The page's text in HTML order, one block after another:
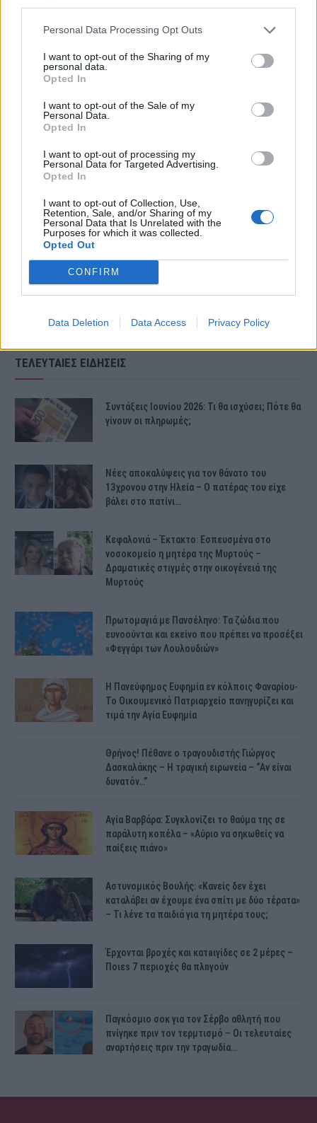
Personal Data Processing Opt Outs
I want to opt-out of the Sharing of my
personal data.
Opted In
I want to opt-out of the Sale of my
Personal Data.
Opted In
I want to opt-out of processing my
Personal Data for Targeted Advertising.
Opted In
I want to opt-out of Collection, Use,
Retention, Sale, and/or Sharing of my
Personal Data that Is Unrelated with the
Purposes for which it was collected.
Opted Out
CONFIRM
Data Deletion Data Access Privacy Policy
θαλάσσια και παραθαλάσσια τμήματα.
Εξασθένηση των φαινομένων τις
βραδινές ώρες.
μποφόρ.
Θερμοκρασία: Από 22 έως 28 βαθμούς
Κελσίου.
Δείτε το βίντεο – Έφτασε η
κακοκαιρία στην Αττική
ΤΕΛΕΥΤΑΙΕΣ ΕΙΔΗΣΕΙΣ
Συντάξεις Ιουνίου 2026: Τι θα ισχύσει; Πότε θα
γίνουν οι πληρωμές;
Νέες αποκαλύψεις για τον θάνατο του
13χρονου στην Ηλεία – Ο πατέρας του είχε
βάλει στο πατίνι…
Κεφαλονιά – Έκτακτο: Εσπευσμένα στο
νοσοκομείο η μητέρα της Μυρτούς –
Δραματικές στιγμές στην οικογένειά της
Μυρτούς
Πρωτομαγιά με Πανσέληνο: Τα ζώδια που
ευνοούνται και εκείνο που πρέπει να προσέξει
«Φεγγάρι των Λουλουδιών»
H Πανεύφημος Ευφημία εν κόλποις Φαναρίου-
Το Οικουμενικό Πατριαρχείο πανηγυρίζει και
τιμά την Αγία Ευφημία
Θρήνος! Πέθανε ο τραγουδιστής Γιώργος
Δασκαλάκης – Η τραγική ειρωνεία – “Αν είναι
δυνατόν…”
Αγία Βαρβάρα: Συγκλονίζει το θαύμα της σε
παράλυτη κοπέλα – «Αύριο να σηκωθείς να
παίξεις πιάνο»
Αστυνομικός Bουλής: «Κανείς δεν έχει
καταλάβει αν έχουμε ένα σπίτι με δύο τέρατα»
– Τι λένε τα παιδιά για τη μητέρα τους;
Έρχονται βροχές και κατaιγίδες σε 2 μέpες –
Ποιεs 7 πεpιοχές θα πλnγούν
Παγκόσμιο σοκ για τον Σέρβο αθλητή που
πνίγηκε πριν τον τερμτισμό – Οι τελευταίες
αναρτήσεις πριν την τραγωδία…